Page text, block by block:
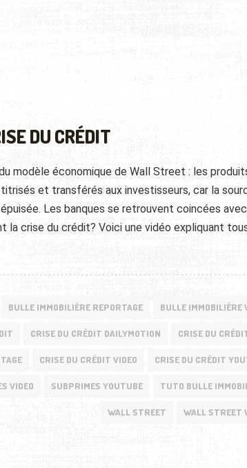
DU CRÉDIT
modèle économique de Wall Street : les
et transférés aux investisseurs, car la
Les banques se retrouvent coincées
la crise du crédit? Voici une vidéo expliquant
BULLE IMMOBILIÈRE REPORTAGE BULLE IMMOBILIÈRE
CRISE DU CRÉDIT DAILYMOTION CRISE DU
CRISE DU CRÉDIT VIDEO CRISE DU CRÉDIT
VIDEO SUBPRIMES YOUTUBE TUTO BULLE
WALL STREET WALL STREET